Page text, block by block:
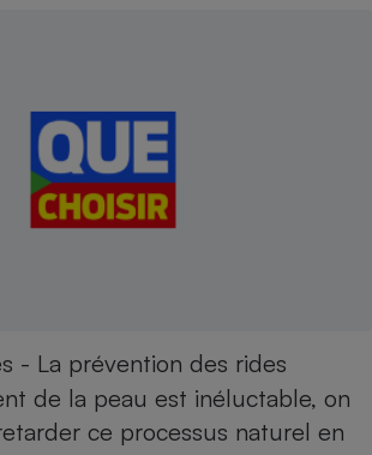
- La prévention des rides
de la peau est inéluctable, on
ce processus naturel en